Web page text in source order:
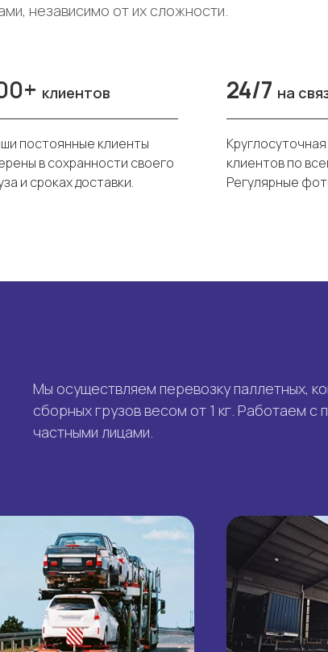
независимо от их сложности.
клиентов
постоянные клиенты
в сохранности своего
и сроках доставки.
24/7 на
клиентов по
Регулярные
Мы осуществляем перевозку паллетных,
сборных грузов весом от 1 кг. Работаем с
частными лицами.